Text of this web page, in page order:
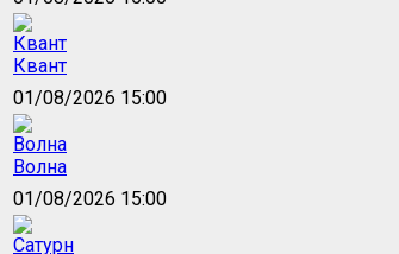
Квант
01/08/2026 15:00
Волна
01/08/2026 15:00